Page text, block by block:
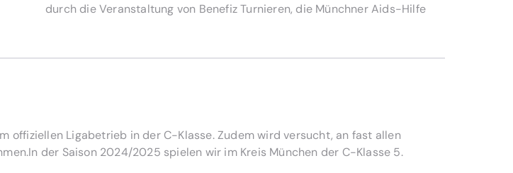
durch die Veranstaltung von Benefiz Turnieren, die Münchner Aids-Hilfe
offiziellen Ligabetrieb in der C-Klasse. Zudem wird versucht, an fast allen
der Saison 2024/2025 spielen wir im Kreis München der C-Klasse 5.